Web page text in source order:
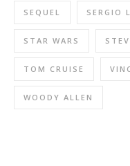
SEQUEL SERGIO
STAR WARS
TOM CRUISE
WOODY ALLEN